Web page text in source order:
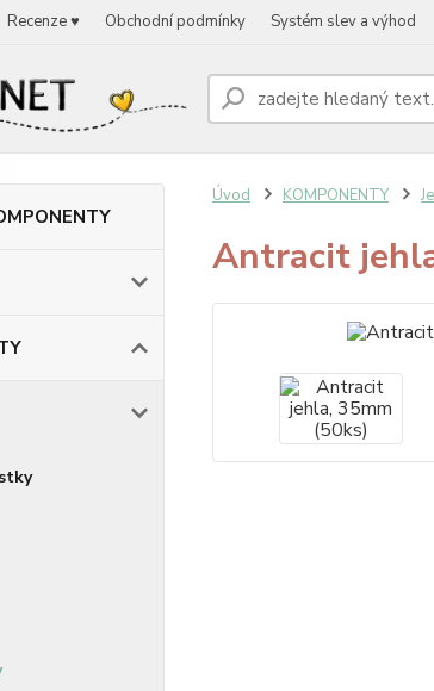
Recenze ♥ Obchodní podmínky Systém slev a výhod
Úvod KOMPONENTY
Antracit